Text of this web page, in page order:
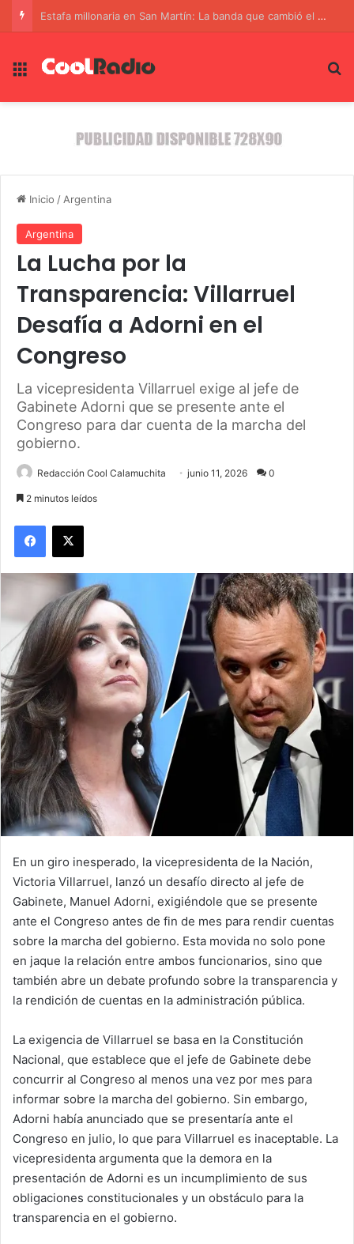
El legado de Jorge Messi: El padre que moldeó al genio del fútbol
Menú
Inicio / Argentina
Argentina
La Lucha por la
Transparencia: Villarruel
Desafía a Adorni en el
Congreso
La vicepresidenta Villarruel exige al jefe de
Gabinete Adorni que se presente ante el
Congreso para dar cuenta de la marcha del
gobierno.
Redacción Cool Calamuchita junio 11, 2026 0
2 minutos leídos
Facebook
X
En un giro inesperado, la vicepresidenta de la Nación,
Victoria Villarruel, lanzó un desafío directo al jefe de
Gabinete, Manuel Adorni, exigiéndole que se presente
ante el Congreso antes de fin de mes para rendir cuentas
sobre la marcha del gobierno. Esta movida no solo pone
en jaque la relación entre ambos funcionarios, sino que
también abre un debate profundo sobre la transparencia y
la rendición de cuentas en la administración pública.
La exigencia de Villarruel se basa en la Constitución
Nacional, que establece que el jefe de Gabinete debe
concurrir al Congreso al menos una vez por mes para
informar sobre la marcha del gobierno. Sin embargo,
Adorni había anunciado que se presentaría ante el
Congreso en julio, lo que para Villarruel es inaceptable. La
vicepresidenta argumenta que la demora en la
presentación de Adorni es un incumplimiento de sus
obligaciones constitucionales y un obstáculo para la
transparencia en el gobierno.